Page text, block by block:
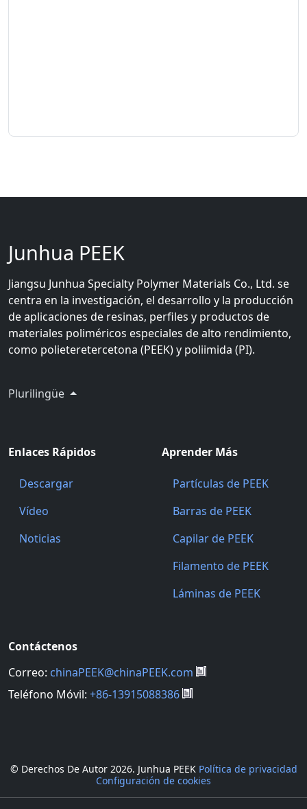
Junhua PEEK
Jiangsu Junhua Specialty Polymer Materials Co., Ltd. se
centra en la investigación, el desarrollo y la producción
de aplicaciones de resinas, perfiles y productos de
materiales poliméricos especiales de alto rendimiento,
como polieteretercetona (PEEK) y poliimida (PI).
Plurilingüe
Enlaces Rápidos
Descargar
Vídeo
Noticias
Aprender Más
Partículas de PEEK
Barras de PEEK
Capilar de PEEK
Filamento de PEEK
Láminas de PEEK
Contáctenos
Correo: chinaPEEK@chinaPEEK.com
Teléfono Móvil: +86-13915088386
© Derechos De Autor 2026. Junhua PEEK Política de privacidad
Configuración de cookies